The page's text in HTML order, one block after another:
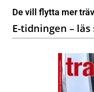
De vill flytta mer
E-tidningen –